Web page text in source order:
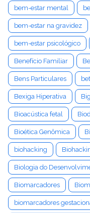
bem-estar mental
bem-estar na gravidez
bem-estar psicológico
Benefício Familiar
Bens Particulares
Bexiga Hiperativa
Bioacústica fetal
Bioética Genômica
biohacking
Biologia do
Biomarcadores
biomarcadores